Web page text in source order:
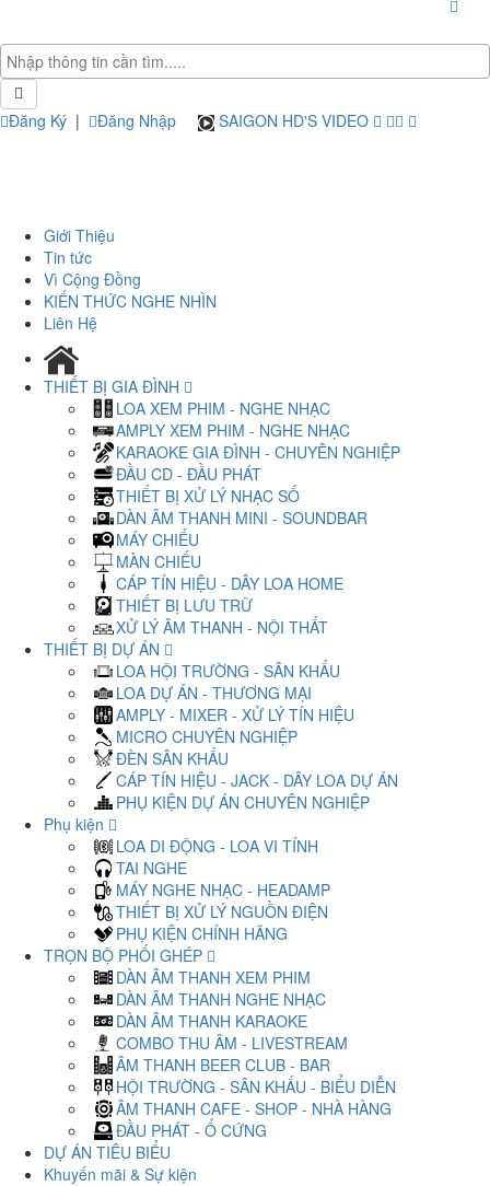
Đăng Ký | Đăng Nhập SAIGON HD'S VIDEO
Giới Thiệu
Tin tức
Vì Cộng Đồng
KIẾN THỨC NGHE NHÌN
Liên Hệ
THIẾT BỊ GIA ĐÌNH
LOA XEM PHIM - NGHE NHẠC
AMPLY XEM PHIM - NGHE NHẠC
KARAOKE GIA ĐÌNH - CHUYÊN NGHIỆP
ĐẦU CD - ĐẦU PHÁT
THIẾT BỊ XỬ LÝ NHẠC SỐ
DÀN ÂM THANH MINI - SOUNDBAR
MÁY CHIẾU
MÀN CHIẾU
CÁP TÍN HIỆU - DÂY LOA HOME
THIẾT BỊ LƯU TRỮ
XỬ LÝ ÂM THANH - NỘI THẤT
THIẾT BỊ DỰ ÁN
LOA HỘI TRƯỜNG - SÂN KHẤU
LOA DỰ ÁN - THƯƠNG MẠI
AMPLY - MIXER - XỬ LÝ TÍN HIỆU
MICRO CHUYÊN NGHIỆP
ĐÈN SÂN KHẤU
CÁP TÍN HIỆU - JACK - DÂY LOA DỰ ÁN
PHỤ KIỆN DỰ ÁN CHUYÊN NGHIỆP
Phụ kiện
LOA DI ĐỘNG - LOA VI TÍNH
TAI NGHE
MÁY NGHE NHẠC - HEADAMP
THIẾT BỊ XỬ LÝ NGUỒN ĐIỆN
PHỤ KIỆN CHÍNH HÃNG
TRỌN BỘ PHỐI GHÉP
DÀN ÂM THANH XEM PHIM
DÀN ÂM THANH NGHE NHẠC
DÀN ÂM THANH KARAOKE
COMBO THU ÂM - LIVESTREAM
ÂM THANH BEER CLUB - BAR
HỘI TRƯỜNG - SÂN KHẤU - BIỂU DIỄN
ÂM THANH CAFE - SHOP - NHÀ HÀNG
ĐẦU PHÁT - Ổ CỨNG
DỰ ÁN TIÊU BIỂU
Khuyến mãi & Sự kiện